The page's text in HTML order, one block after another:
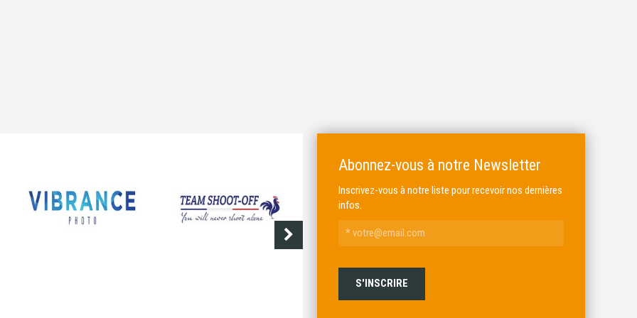
ALKAR
Abonnez-vous à notre Newsletter
Inscrivez-vous à notre liste pour recevoir nos dernières
infos.